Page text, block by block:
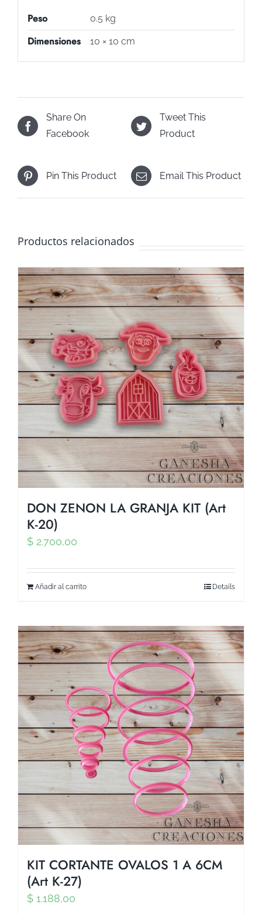
Peso 0.5 kg
Dimensiones 10 × 10 cm
Share On
Facebook
Tweet This
Product
Pin This Product Email This Product
Productos relacionados
DON ZENON LA GRANJA KIT (Art
K-20)
$ 2.700,00
Añadir al carrito Details
KIT CORTANTE OVALOS 1 A 6CM
(Art K-27)
$ 1.188,00